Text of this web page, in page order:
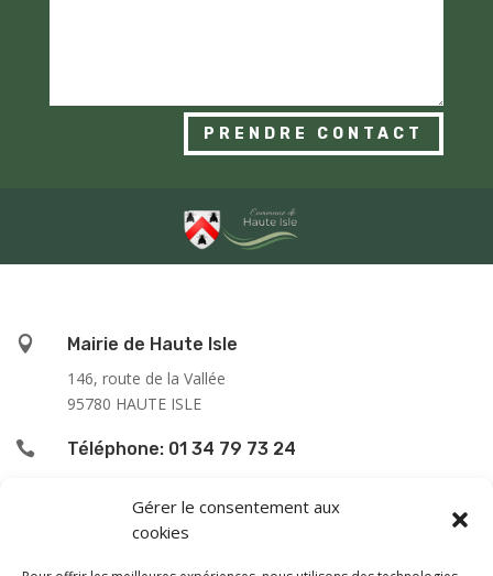
Gérer le consentement aux
cookies
PRENDRE CONTACT

Mairie de Haute Isle
146, route de la Vallée
95780 HAUTE ISLE
 Téléphone: 01 34 79 73 24
L’accueil du public se fait :
le lundi de 9h00 à 12h00
le jeudi de 13h00 à 16h00